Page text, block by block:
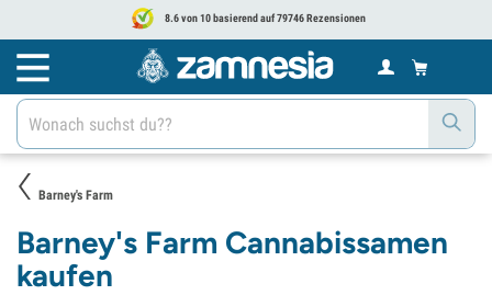
8.6 von 10 basierend auf 79746 Rezensionen
Barney's Farm
Barney's Farm Cannabissamen
kaufen